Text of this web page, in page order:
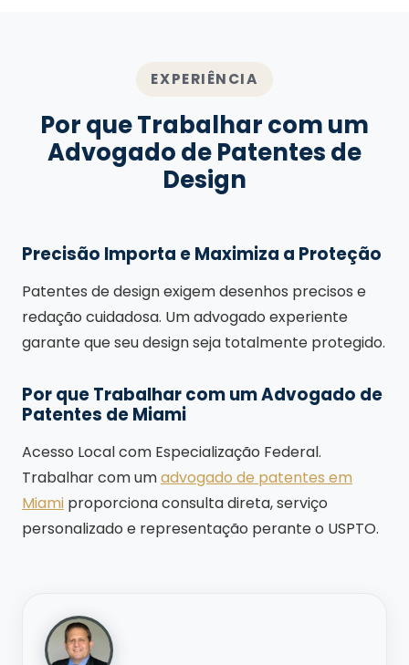
EXPERIÊNCIA
Por que Trabalhar com um
Advogado de Patentes de
Design
Precisão Importa e Maximiza a Proteção
Patentes de design exigem desenhos precisos e
redação cuidadosa. Um advogado experiente
garante que seu design seja totalmente protegido.
Por que Trabalhar com um Advogado de
Patentes de Miami
Acesso Local com Especialização Federal.
Trabalhar com umadvogado de patentes em
Miami proporciona consulta direta, serviço
personalizado e representação perante o USPTO.